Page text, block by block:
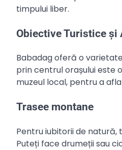
timpului liber.
Obiective Turistice și
Babadag oferă o
prin centrul orașului este
muzeul local, pentru a
Trasee montane
Pentru iubitorii de
Puteți face drumeții sau